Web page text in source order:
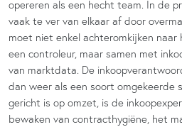
opereren als een hecht team. In de
vaak te ver van elkaar af door
moet niet enkel achteromkijken naar
een controleur, maar samen met
van marktdata. De
dan weer als een soort omgekeerde
gericht is op omzet, is de
bewaken van contracthygiëne, het